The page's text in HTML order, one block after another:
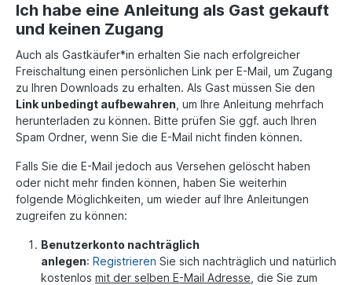
Ich habe eine Anleitung als Gast gekauft
und keinen Zugang
Auch als Gastkäufer*in erhalten Sie nach erfolgreicher
Freischaltung einen persönlichen Link per E-Mail, um Zugang
zu Ihren Downloads zu erhalten. Als Gast müssen Sie den
Link unbedingt aufbewahren , um Ihre Anleitung mehrfach
herunterladen zu können. Bitte prüfen Sie ggf. auch Ihren
Spam Ordner, wenn Sie die E-Mail nicht finden können.
Falls Sie die E-Mail jedoch aus Versehen gelöscht haben
oder nicht mehr finden können, haben Sie weiterhin
folgende Möglichkeiten, um wieder auf Ihre Anleitungen
zugreifen zu können:
Benutzerkonto nachträglich
anlegen: Registrieren Sie sich nachträglich und natürlich
kostenlos mit der selben E-Mail Adresse , die Sie zum